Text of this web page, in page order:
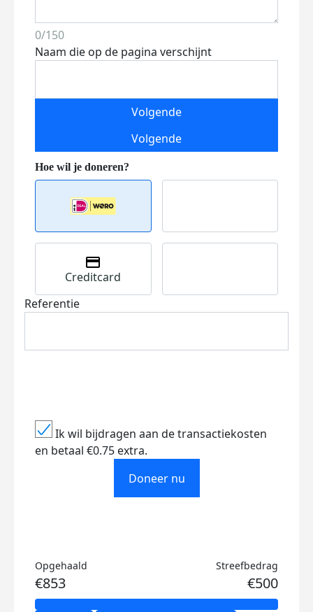
0/150
Naam die op de pagina verschijnt
Volgende
Volgende
Creditcard
Referentie
Ik wil bijdragen aan de transactiekosten
en betaal €0.75 extra.
Doneer nu
Opgehaald
€853
Streefbedrag
€500